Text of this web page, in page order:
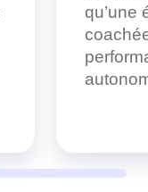
qu’une